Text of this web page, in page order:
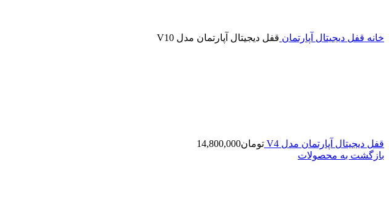
خانه قفل دیجیتال آپارتمان قفل دیجیتال آپارتمان مدل V10
قفل دیجیتال آپارتمان مدل V4 تومان14,800,000
بازگشت به محصولات